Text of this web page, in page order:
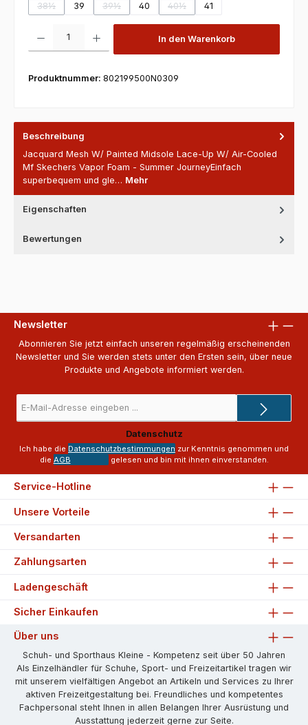
38½
(Diese Option ist zurzeit nicht verfügbar.)
39 39½
(Diese Option ist zurzeit nicht verfügbar.)
40 40½
(Diese Option ist zurzeit nicht
41
Produkt Anzahl: Gib den gewünschten Wert ein oder benutze die
In den Warenkorb
Produktnummer: 802199500N0309
Beschreibung
Jacquard Mesh W/ Painted Midsole Lace-Up W/ Air-Cooled
Mf Skechers Vapor Foam - Summer JourneyEinfach
superbequem und gle… Mehr
Eigenschaften
Bewertungen
Newsletter
Abonnieren Sie jetzt einfach unseren regelmäßig erscheinenden
Newsletter und Sie werden stets unter den Ersten sein, über neue
Produkte und Angebote informiert werden.
Mail-
Adresse
*
Datenschutz
Ich habe die Datenschutzbestimmungen zur Kenntnis genommen und
die AGB gelesen und bin mit ihnen einverstanden.
Service-Hotline
Unsere Vorteile
Versandarten
Zahlungsarten
Ladengeschäft
Sicher Einkaufen
Über uns
Schuh- und Sporthaus Kleine - Kompetenz seit über 50 Jahren
Als Einzelhändler für Schuhe, Sport- und Freizeitartikel tragen wir
mit unserem vielfältigen Angebot an Artikeln und Services zu Ihrer
aktiven Freizeitgestaltung bei. Freundliches und kompetentes
Fachpersonal steht Ihnen in allen Belangen Ihrer Ausrüstung und
Ausstattung jederzeit gerne zur Seite.